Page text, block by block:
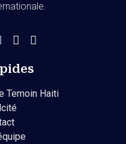
Temoin Haiti